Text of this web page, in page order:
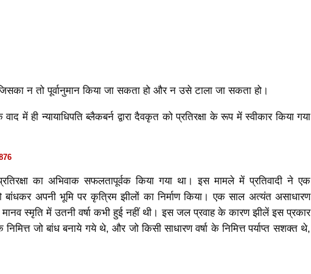
न तो पूर्वानुमान किया जा सकता हो और न उसे टाला जा सकता हो।
में ही न्यायाधिपति ब्लैकबर्न द्वारा दैवकृत को प्रतिरक्षा के रूप में स्वीकार किया गया
का अभिवाक सफलतापूर्वक किया गया था। इस मामले में प्रतिवादी ने एक
अपनी भूमि पर कृत्रिम झीलों का निर्माण किया। एक साल अत्यंत असाधारण
मानव स्मृति में उतनी वर्षा कभी हुई नहीं थी। इस जल प्रवाह के कारण झीलें इस प्रकार
जो बांध बनाये गये थे, और जो किसी साधारण वर्षा के निमित्त पर्याप्त सशक्त थे,